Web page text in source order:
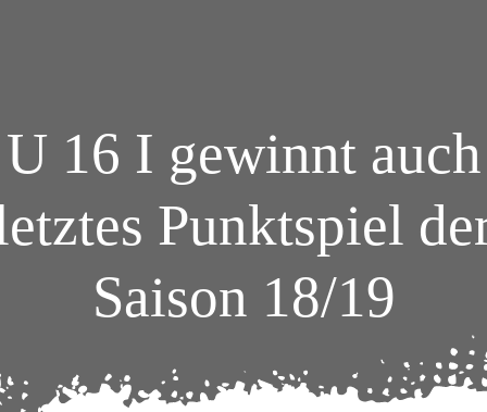
U 16 I gewinnt auch
Punktspiel
Saison 18/19